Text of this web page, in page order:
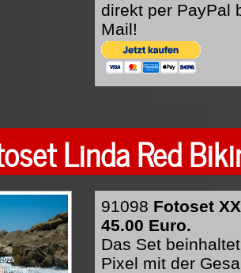
direkt per PayPal
Mail!
Linda Red
91098 Fotoset
45.00 Euro.
Das Set
Pixel mit der